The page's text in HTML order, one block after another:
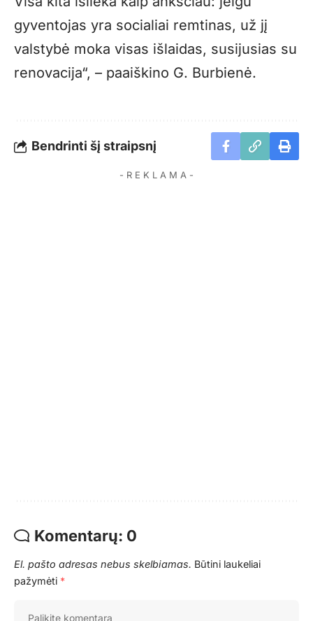
gyventojas yra socialiai remtinas, už jį
valstybė moka visas išlaidas, susijusias su
renovacija“, – paaiškino G. Burbienė.
Bendrinti šį straipsnį
- R E K L A M A -
Komentarų: 0
El. pašto adresas nebus skelbiamas. Būtini laukeliai
pažymėti *